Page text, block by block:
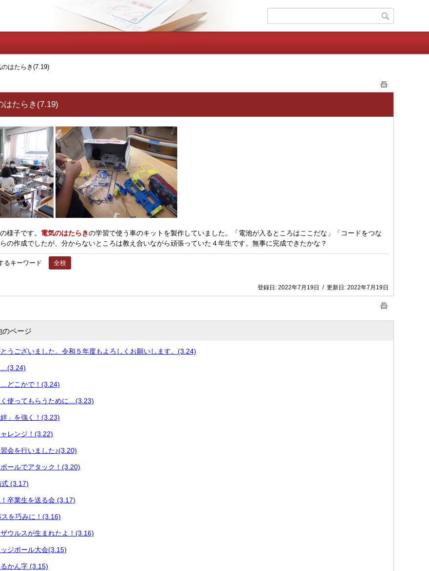
はたらき(7.19)
たらき(7.19)
様子です。 電気のはたらきの学習で使う車のキットを製作していました。「電池が入るところはここだな」「コードをつな
の作成でしたが、分からないところは教え合いながら頑張っていた４年生です。無事に完成できたかな？
るキーワード 全校
登録日: 2022年7月19日 / 更新日: 2022年7月19日
のページ
うございました。令和５年度もよろしくお願いします。(3.24)
…(3.24)
どこかで！(3.24)
使ってもらうために…(3.23)
」を強く！(3.23)
レンジ！(3.22)
会を行いました♪(3.20)
ールでアタック！(3.20)
(3.17)
卒業生を送る会 (3.17)
を巧みに！(3.16)
ウルスが生まれたよ！(3.16)
ジボール大会(3.15)
かん字 (3.15)